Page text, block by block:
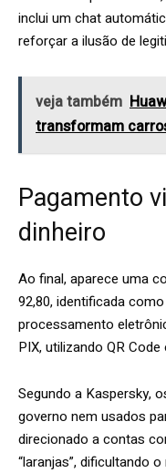
inclui um chat
reforçar a ilusão de
veja também
transformam
Pagamento
dinheiro
Ao final, aparece uma
92,80, identificada
processamento
PIX, utilizando QR
Segundo a Kaspersky,
governo nem usados
direcionado a contas
“laranjas”, dificultando